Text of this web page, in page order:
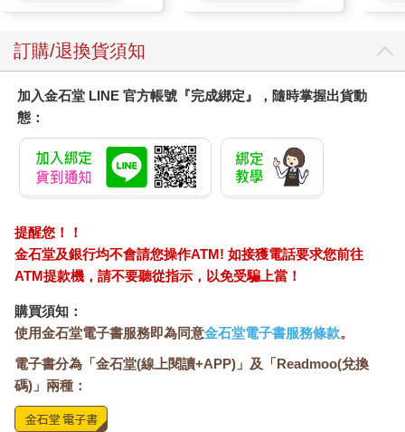
訂購/退換貨須知
加入金石堂 LINE 官方帳號『完成綁定』，隨時掌握出貨動
態：
提醒您！！
金石堂及銀行均不會請您操作ATM! 如接獲電話要求您前往
ATM提款機，請不要聽從指示，以免受騙上當！
購買須知：
使用金石堂電子書服務即為同意金石堂電子書服務條款。
電子書分為「金石堂(線上閱讀+APP)」及「Readmoo(兌換
碼)」兩種：